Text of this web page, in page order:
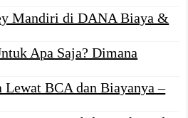
Mandiri di DANA Biaya &
Apa Saja? Dimana
BCA dan Biayanya –